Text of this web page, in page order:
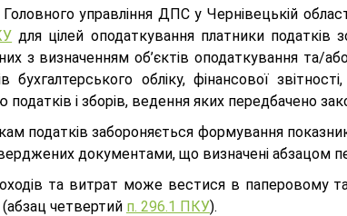
Головного управління ДПС у Чернівецькій
для цілей оподаткування платники податків
з визначенням об’єктів оподаткування та/
бухгалтерського обліку, фінансової
податків і зборів, ведення яких передбачено
податків забороняється формування
документами, що визначені абзацом
та витрат може вестися в паперовому
(абзац четвертий п. 296.1 ПКУ).